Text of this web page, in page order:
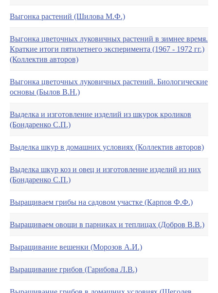
Выгонка растений (Шилова М.Ф.)
Выгонка цветочных луковичных растений в зимнее время.
Краткие итоги пятилетнего эксперимента (1967 - 1972 гг.)
(Коллектив авторов)
Выгонка цветочных луковичных растений. Биологические
основы (Былов В.Н.)
Выделка и изготовление изделий из шкурок кроликов
(Бондаренко С.П.)
Выделка шкур в домашних условиях (Коллектив авторов)
Выделка шкур коз и овец и изготовление изделий из них
(Бондаренко С.П.)
Выращиваем грибы на садовом участке (Карпов Ф.Ф.)
Выращиваем овощи в парниках и теплицах (Добров В.В.)
Выращивание вешенки (Морозов А.И.)
Выращивание грибов (Гарибова Л.В.)